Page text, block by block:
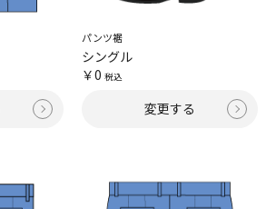
パンツ裾
シングル
￥0 税込
変更する